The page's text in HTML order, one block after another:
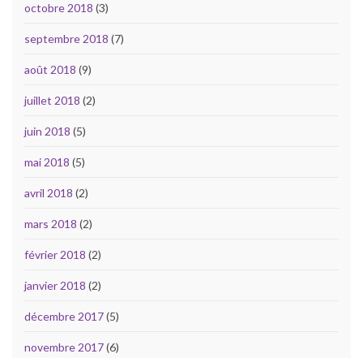
octobre 2018 (3)
septembre 2018 (7)
août 2018 (9)
juillet 2018 (2)
juin 2018 (5)
mai 2018 (5)
avril 2018 (2)
mars 2018 (2)
février 2018 (2)
janvier 2018 (2)
décembre 2017(5)
novembre 2017(6)